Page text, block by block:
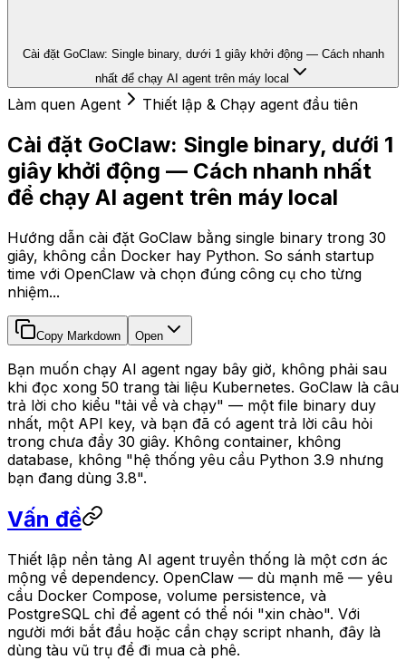
Cài đặt GoClaw: Single binary, dưới 1 giây khởi động — Cách nhanh
nhất để chạy AI agent trên máy local
Làm quen Agent Thiết lập & Chạy agent đầu tiên
Cài đặt GoClaw: Single binary, dưới 1
giây khởi động — Cách nhanh nhất
để chạy AI agent trên máy local
Hướng dẫn cài đặt GoClaw bằng single binary trong 30
giây, không cần Docker hay Python. So sánh startup
time với OpenClaw và chọn đúng công cụ cho từng
nhiệm...
Copy Markdown Open
Bạn muốn chạy AI agent ngay bây giờ, không phải sau
khi đọc xong 50 trang tài liệu Kubernetes. GoClaw là câu
trả lời cho kiểu "tải về và chạy" — một file binary duy
nhất, một API key, và bạn đã có agent trả lời câu hỏi
trong chưa đầy 30 giây. Không container, không
database, không "hệ thống yêu cầu Python 3.9 nhưng
bạn đang dùng 3.8".
Vấn đề
Thiết lập nền tảng AI agent truyền thống là một cơn ác
mộng về dependency. OpenClaw — dù mạnh mẽ — yêu
cầu Docker Compose, volume persistence, và
PostgreSQL chỉ để agent có thể nói "xin chào". Với
người mới bắt đầu hoặc cần chạy script nhanh, đây là
dùng tàu vũ trụ để đi mua cà phê.